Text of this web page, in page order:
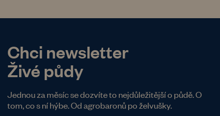
Chci newsletter
Živé půdy
Jednou za měsíc se dozvíte to nejdůležitější o půdě. O
tom, co s ní hýbe. Od agrobaronů po želvušky.